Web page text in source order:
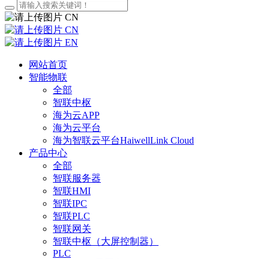
CN
CN
EN
网站首页
智能物联
全部
智联中枢
海为云APP
海为云平台
海为智联云平台HaiwellLink Cloud
产品中心
全部
智联服务器
智联HMI
智联IPC
智联PLC
智联网关
智联中枢（大屏控制器）
PLC